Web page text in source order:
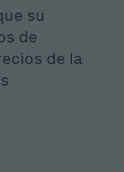
su
de
de la